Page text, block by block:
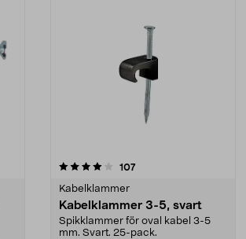
107recensioner
Kabelklammer
Kabelklammer 3-5, svart
Spikklammer för oval kabel 3-5
mm. Svart. 25-pack.
4.5 av 5 stjärnor